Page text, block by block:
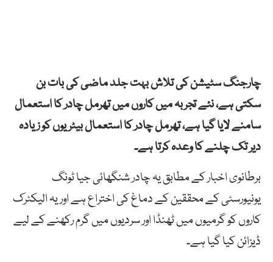
چارجنگ سٹیشن کی تلاش بہت جلد ماضی کی بات بن
سکتی ہے، نئے تجربہ میں کاروں میں تھرمل چادر کا استعمال
سامنے لایا گیا ہے، تھرمل چادر کا استعمال بیٹریوں کو زیادہ
دیر تک چلنے کا وعدہ کرتا ہے۔
برطانوی اخبار کے مطابق یہ چادر شنگھائی جیا ٹونگ
یونیورسٹی کے محققین کے دماغ کی اختراع ہے اور یہ الیکٹرک
کاروں کو گرمیوں میں ٹھنڈا اور سردیوں میں گرم رکھنے کے لیے
ڈیزائن کیا گیا ہے۔